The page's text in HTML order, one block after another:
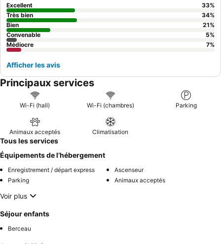
Pour une expérience plus calme, les clients peuvent demander
une chambre donnant sur le jardin.
Excellent 33%
Très bien
34%
Bien
21%
Convenable
5%
Médiocre
7%
Afficher les avis
Principaux services
Wi-Fi (hall) Wi-Fi (chambres) Parking
Animaux acceptés Climatisation
Tous les services
Équipements de l’hébergement
Enregistrement / départ express
Ascenseur
Parking
Animaux acceptés
Voir plus
Séjour enfants
Berceau